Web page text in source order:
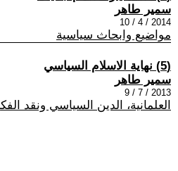
سمير طاهر
2014 / 4 / 10
مواضيع وابحاث سياسية
(5) نهاية الاسلام السياسي
سمير طاهر
2013 / 7 / 9
العلمانية، الدين السياسي ونقد